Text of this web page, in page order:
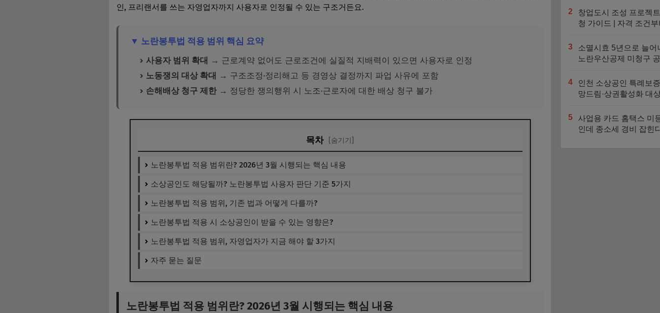
인, 프리랜서를 쓰는 자영업자까지 사용자로 인정될 수 있는 구조거든요.
▼ 노란봉투법 적용 범위 핵심 요약
사용자 범위 확대 → 근로계약 없어도 근로조건에 실질적 지배력이 있으면 사용자로 인정
노동쟁의 대상 확대 → 구조조정·정리해고 등 경영상 결정까지 파업 사유에 포함
손해배상 청구 제한 → 정당한 쟁의행위 시 노조·근로자에 대한 배상 청구 불가
목차 [숨기기]
노란봉투법 적용 범위란? 2026년 3월 시행되는 핵심 내용
소상공인도 해당될까? 노란봉투법 사용자 판단 기준 5가지
노란봉투법 적용 범위, 기존 법과 어떻게 다를까?
노란봉투법 적용 시 소상공인이 받을 수 있는 영향은?
노란봉투법 적용 범위, 자영업자가 지금 해야 할 3가지
자주 묻는 질문
노란봉투법 적용 범위란? 2026년 3월 시행되는 핵심 내용
2
창업도시 조성 프로젝
청 가이드 | 자격 조건
3
소멸시효 5년으로 늘어
노란우산공제 미청구
4
인천 소상공인 특례보
망드림·상권활성화 대
5
사업용 카드 홈택스 미
인데 종소세 경비 잡힌